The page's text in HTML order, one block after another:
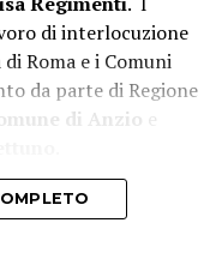
di interlocuzione
Roma e i Comuni
da parte di Regione
di Anzio e